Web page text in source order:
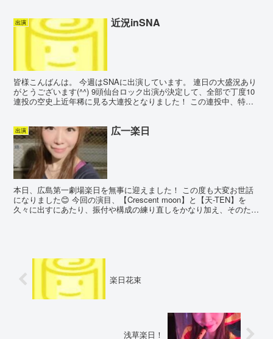
出演 近況inSNA
皆様こんばんは。 今週はSNAに出演しています。 連日の大盛況あり
がとうございます(^^) 9頭仙台ロック出演が決定して、全部で丁度10
連投の空史上近年稀に見る大連投となりました！ この連投中、特に
出演 広一楽日
本日、広島第一劇場楽日を無事に迎えました！ この度も大変お世話
になりました😊 今回の演目、【Crescent moon】と【天-TEN】を
久々に出すにあたり、振付や構成の練り直しをかなり加え、そのため
楽日花束
浅草楽日！